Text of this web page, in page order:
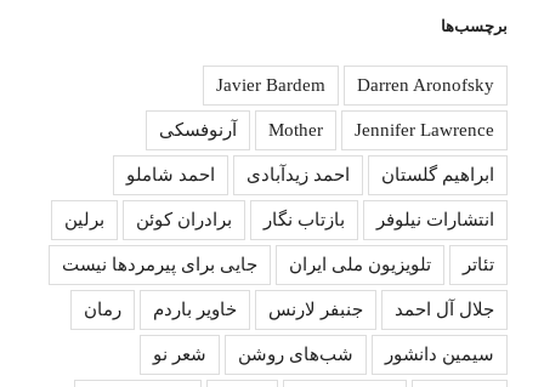
برچسب‌ها
Darren Aronofsky
Javier Bardem
Jennifer Lawrence
Mother آرنوفسکی
ابراهیم گلستان احمد زیدآبادی احمد شاملو
انتشارات نیلوفر بازتاب نگار برادران کوئن برلین
تئاتر تلویزیون ملی ایران جایی برای پیرمردها نیست
جلال آل احمد جنبفر لارنس خاویر باردم رمان
سیمین دانشور شب‌های روشن شعر نو